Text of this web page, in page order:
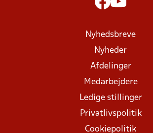
Nyhedsbreve
Nyheder
Afdelinger
Medarbejdere
Ledige stillinger
Privatlivspolitik
Cookiepolitik